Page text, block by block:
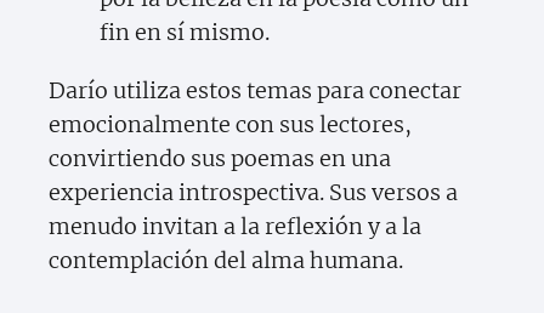
fin en sí mismo.
Darío utiliza estos temas para conectar
emocionalmente con sus lectores,
convirtiendo sus poemas en una
experiencia introspectiva. Sus versos a
menudo invitan a la reflexión y a la
contemplación del alma humana.